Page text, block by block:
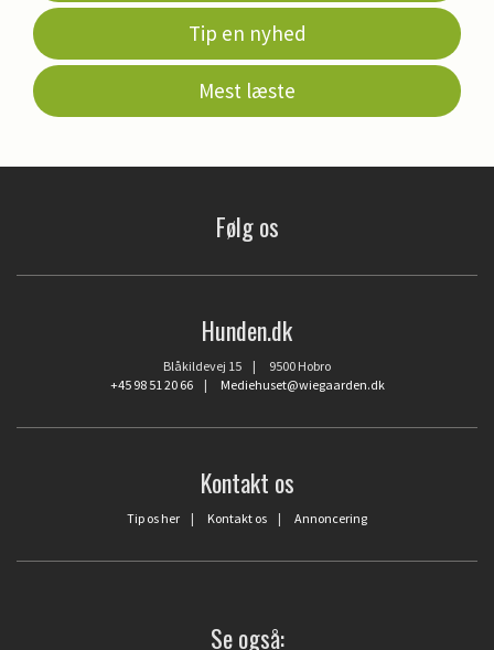
Tip en nyhed
Mest læste
Følg os
Hunden.dk
Blåkildevej 15 | 9500 Hobro
+45 98 51 20 66| Mediehuset@wiegaarden.dk
Kontakt os
Tip os her | Kontakt os | Annoncering
Se også: